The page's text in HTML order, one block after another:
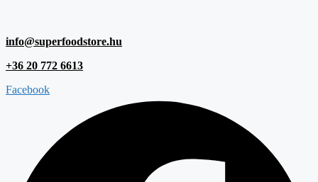
info@superfoodstore.hu
+36 20 772 6613
Facebook